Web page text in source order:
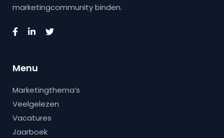
marketingcommunity binden.
Menu
Marketingthema’s
Veelgelezen
Vacatures
Jaarboek